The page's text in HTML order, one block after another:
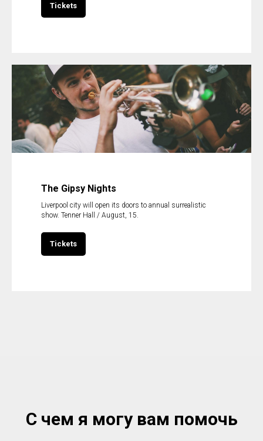
Tickets
The Gipsy Nights
Liverpool city will open its doors to annual surrealistic
show. Tenner Hall / August, 15.
Tickets
С чем я могу вам помочь